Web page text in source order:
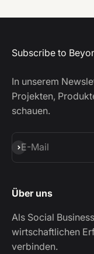
Subscribe to
In unserem
Projekten,
schauen.
E-Mail
Abonnieren
Über uns
Als Social
wirtschaftlichen
verbinden.